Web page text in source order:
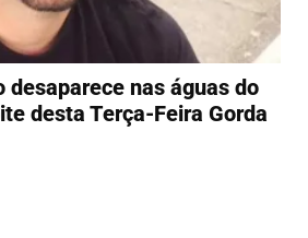
desaparece nas águas do
desta Terça-Feira Gorda